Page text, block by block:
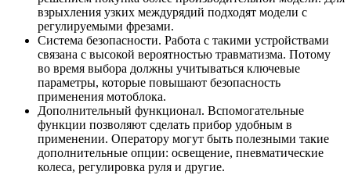
взрыхления узких междурядий подходят модели с
регулируемыми фрезами.
Система безопасности. Работа с такими устройствами
связана с высокой вероятностью травматизма. Потому
во время выбора должны учитываться ключевые
параметры, которые повышают безопасность
применения мотоблока.
Дополнительный функционал. Вспомогательные
функции позволяют сделать прибор удобным в
применении. Оператору могут быть полезными такие
дополнительные опции: освещение, пневматические
колеса, регулировка руля и другие.